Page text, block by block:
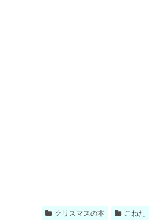
クリスマスの本 こねた